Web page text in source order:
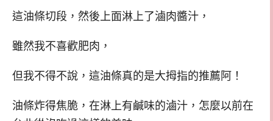
這油條切段，然後上面淋上了滷肉醬汁，
雖然我不喜歡肥肉，
但我不得不說，這油條真的是大拇指的推薦阿！
油條炸得焦脆，在淋上有鹹味的滷汁，怎麼以前在